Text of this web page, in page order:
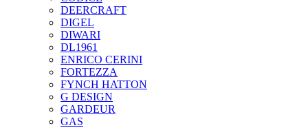
DEERCRAFT
DIGEL
DIWARI
DL1961
ENRICO CERINI
FORTEZZA
FYNCH HATTON
G DESIGN
GARDEUR
GAS